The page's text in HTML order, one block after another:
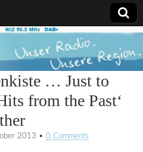
… Just to
from the Past‘
2013 • 0 Comments